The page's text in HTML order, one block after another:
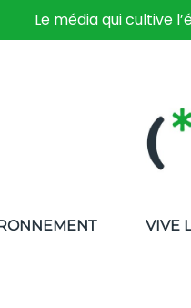
Le média qui cultive
VIVE